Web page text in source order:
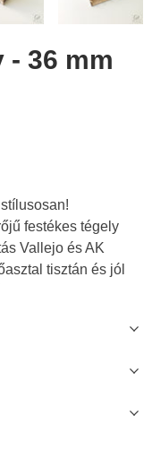
- 36 mm
festékes tégely
Vallejo és AK
tisztán és jól